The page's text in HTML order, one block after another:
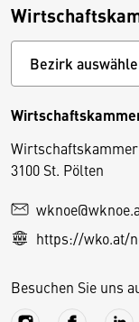
3100 St. Pölten
https://wko.at/
Besuchen Sie uns
D
e
s
S
e